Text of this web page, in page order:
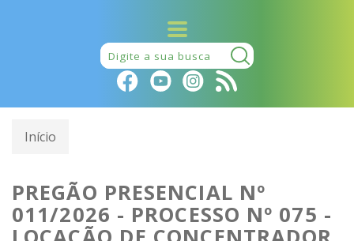
Pesquisar:
Início
PREGÃO PRESENCIAL Nº
011/2026 - PROCESSO Nº 075 -